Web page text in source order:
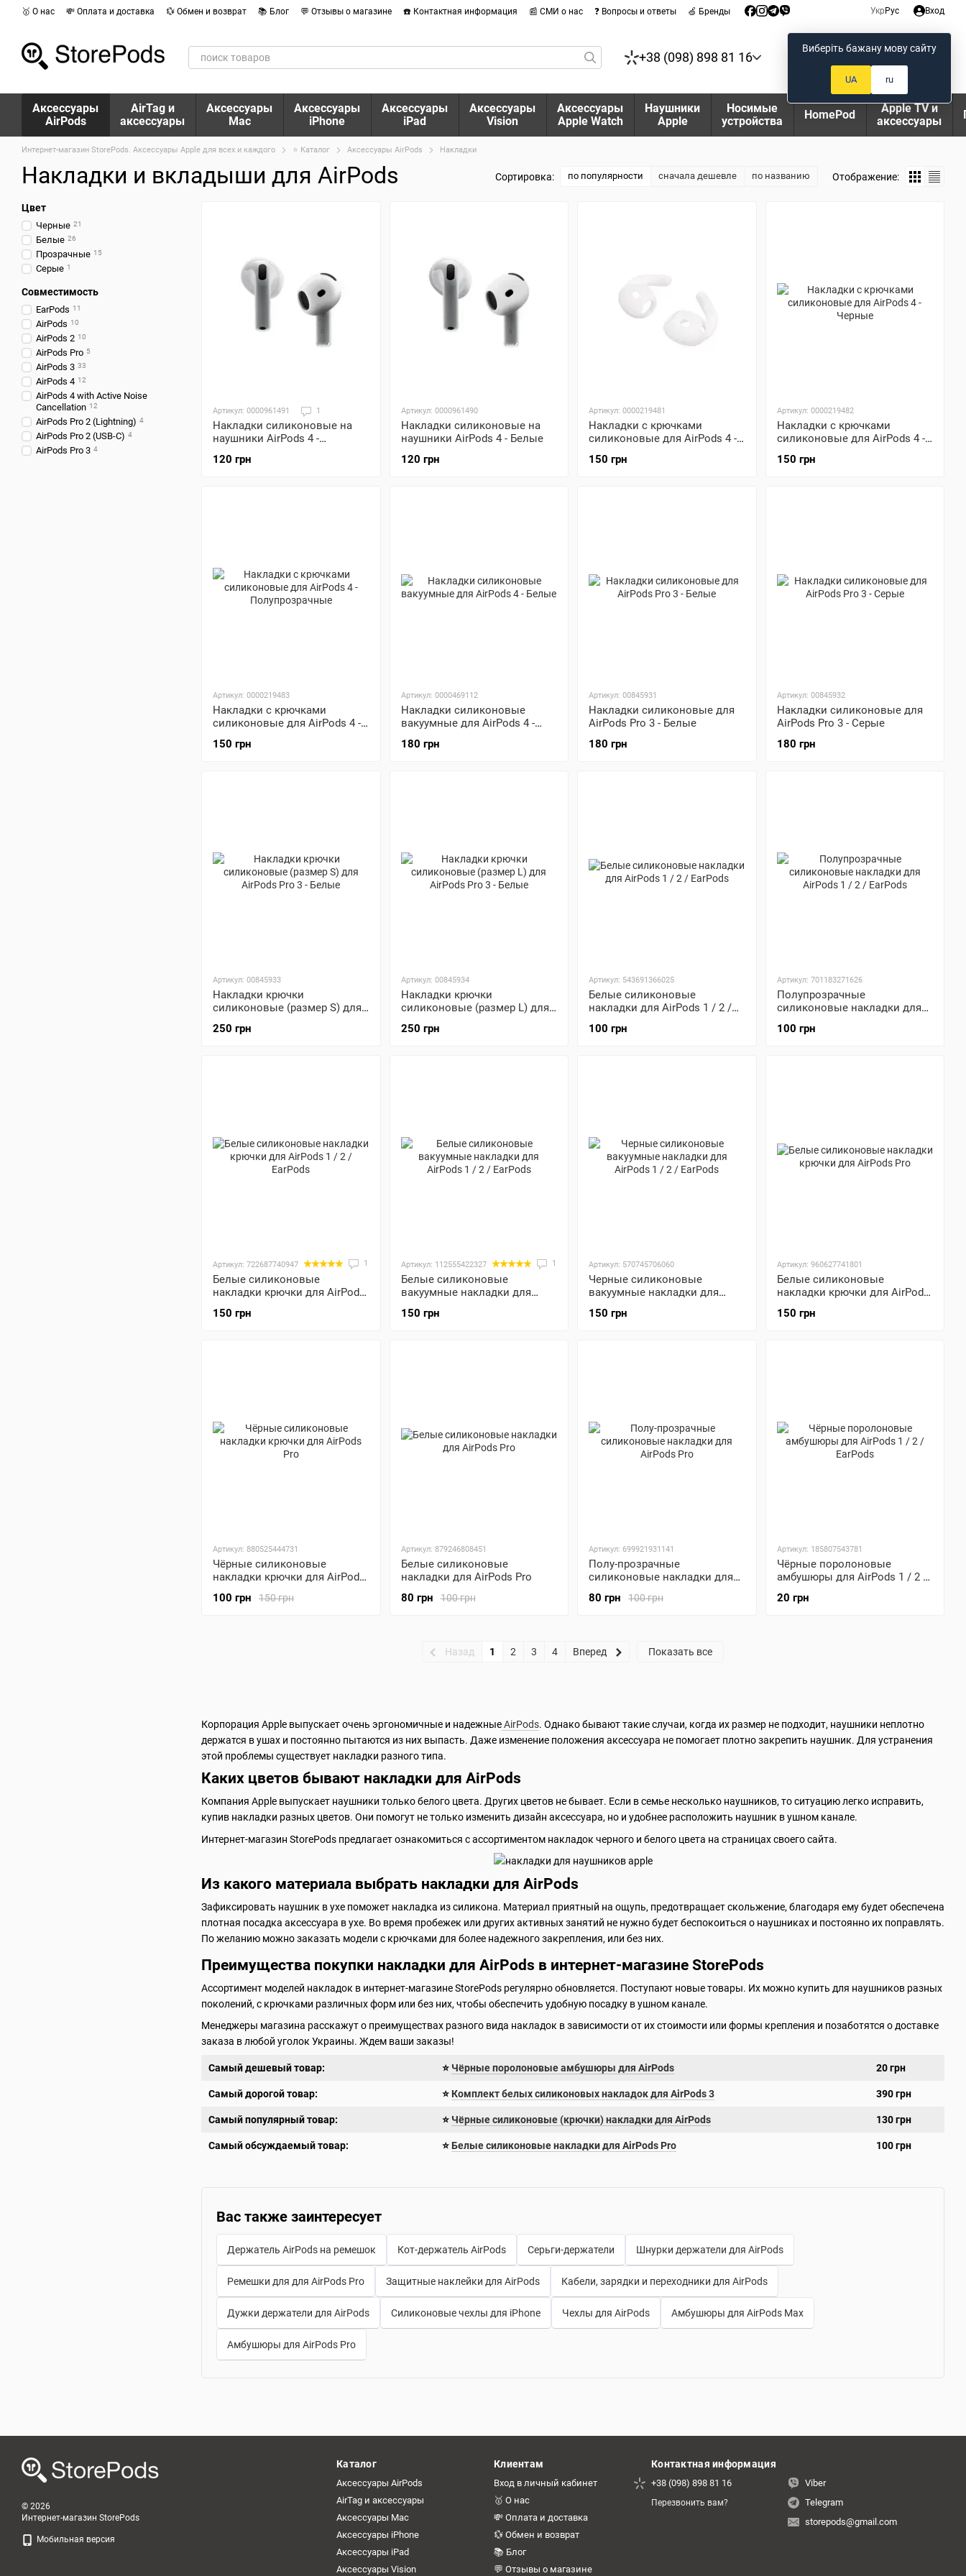
Перейти к основному контенту
🥇 О нас 💸 Оплата и доставка 💱 Обмен и возврат 📚 Блог 💬 Отзывы о магазине ☎️ Контактная информация 📰 СМИ о нас ❓ Вопросы и ответы 🍏 Бренды Укр Рус Вход
+38 (098) 898 81 16 Мой заказ
Аксессуары
AirPods
AirTag и
аксессуары
Аксессуары
Mac
Аксессуары
iPhone
Аксессуары
iPad
Аксессуары
Vision
Аксессуары
Apple Watch
Наушники
Apple
Носимые
устройства
HomePod
Apple TV и
аксессуары
Интернет-магазин StorePods. Аксессуары Apple для всех и каждого ⭐ Каталог Аксессуары AirPods Накладки
Накладки и вкладыши для AirPods Сортировка: по популярности сначала дешевле по названию Отображение:
Корпорация Apple выпускает очень эргономичные и надежныеAirPods. Однако бывают такие случаи, когда их размер не подходит, наушники неплотно
держатся в ушах и постоянно пытаются из них выпасть. Даже изменение положения аксессуара не помогает плотно закрепить наушник. Для устранения
этой проблемы существует накладки разного типа.
Каких цветов бывают накладки для AirPods
Компания Apple выпускает наушники только белого цвета. Других цветов не бывает. Если в семье несколько наушников, то ситуацию легко исправить,
купив накладки разных цветов. Они помогут не только изменить дизайн аксессуара, но и удобнее расположить наушник в ушном канале.
Интернет-магазин StorePods предлагает ознакомиться с ассортиментом накладок черного и белого цвета на страницах своего сайта.
Из какого материала выбрать накладки для AirPods
Зафиксировать наушник в ухе поможет накладка из силикона. Материал приятный на ощупь, предотвращает скольжение, благодаря ему будет обеспечена
плотная посадка аксессуара в ухе. Во время пробежек или других активных занятий не нужно будет беспокоиться о наушниках и постоянно их поправлять.
По желанию можно заказать модели с крючками для более надежного закрепления, или без них.
Преимущества покупки накладки для AirPods в интернет-магазине StorePods
Ассортимент моделей накладок в интернет-магазине StorePods регулярно обновляется. Поступают новые товары. Их можно купить для наушников разных
поколений, с крючками различных форм или без них, чтобы обеспечить удобную посадку в ушном канале.
Менеджеры магазина расскажут о преимуществах разного вида накладок в зависимости от их стоимости или формы крепления и позаботятся о доставке
заказа в любой уголок Украины. Ждем ваши заказы!
Самый дешевый товар: ⭐ Чёрные поролоновые амбушюры для AirPods 20 грн
Самый дорогой товар: ⭐ Комплект белых силиконовых накладок для AirPods 3 390 грн
Самый популярный товар: ⭐ Чёрные силиконовые (крючки) накладки для AirPods 130 грн
Самый обсуждаемый товар: ⭐Белые силиконовые накладки для AirPods Pro 100 грн
Вас также заинтересует
Держатель AirPods на ремешок Кот-держатель AirPods Серьги-держатели Шнурки держатели для AirPods
Ремешки для для AirPods Pro Защитные наклейки для AirPods Кабели, зарядки и переходники для AirPods
Дужки держатели для AirPods Силиконовые чехлы для iPhone Чехлы для AirPods Амбушюры для AirPods Max
Амбушюры для AirPods Pro
Артикул: 0000961491 1
Накладки силиконовые на
наушники AirPods 4 -
120 грн
Артикул: 0000961490
Накладки силиконовые на
наушники AirPods 4 - Белые
120 грн
Артикул: 0000219481
Накладки с крючками
силиконовые для AirPods 4 -
150 грн
Артикул: 0000219482
Накладки с крючками
силиконовые для AirPods 4 -
150 грн
Артикул: 0000219483
Накладки с крючками
силиконовые для AirPods 4 -
150 грн
Артикул: 0000469112
Накладки силиконовые
вакуумные для AirPods 4 -
180 грн
Артикул: 00845931
Накладки силиконовые для
AirPods Pro 3 - Белые
180 грн
Артикул: 00845932
Накладки силиконовые для
AirPods Pro 3 - Серые
180 грн
Артикул: 00845933
Накладки крючки
силиконовые (размер S) для
250 грн
Артикул: 00845934
Накладки крючки
силиконовые (размер L) для
250 грн
Артикул: 543691366025
Белые силиконовые
накладки для AirPods 1 / 2 /
100 грн
Артикул: 701183271626
Полупрозрачные
силиконовые накладки для
100 грн
Артикул: 722687740947 1
Белые силиконовые
накладки крючки для AirPods
150 грн
Артикул: 112555422327 1
Белые силиконовые
вакуумные накладки для
150 грн
Артикул: 570745706060
Черные силиконовые
вакуумные накладки для
150 грн
Артикул: 960627741801
Белые силиконовые
накладки крючки для AirPods
150 грн
Артикул: 880525444731
Чёрные силиконовые
накладки крючки для AirPods
150 грн
100 грн
Артикул: 879246808451
Белые силиконовые
накладки для AirPods Pro
100 грн
80 грн
Артикул: 699921931141
Полу-прозрачные
силиконовые накладки для
100 грн
80 грн
Артикул: 185807543781
Чёрные поролоновые
амбушюры для AirPods 1 / 2 /
20 грн
Назад 1 2 3 4 Вперед Показать все
Цвет
Черные 21
Белые 26
Прозрачные 15
Серые 1
Совместимость
EarPods 11
AirPods 10
AirPods 2 10
AirPods Pro 5
AirPods 3 33
AirPods 4 12
AirPods 4 with Active Noise
Cancellation 12
AirPods Pro 2 (Lightning) 4
AirPods Pro 2 (USB-C) 4
AirPods Pro 3 4
© 2026
Интернет-магазин StorePods
Мобильная версия
Каталог
Аксессуары AirPods
AirTag и аксессуары
Аксессуары Mac
Аксессуары iPhone
Аксессуары iPad
Аксессуары Vision
Клиентам
Вход в личный кабинет
🥇 О нас
💸 Оплата и доставка
💱 Обмен и возврат
📚 Блог
💬 Отзывы о магазине
Контактная информация
+38 (098) 898 81 16
Перезвонить вам?
Viber
Telegram
storepods@gmail.com
Виберіть бажану мову сайту
UA ru